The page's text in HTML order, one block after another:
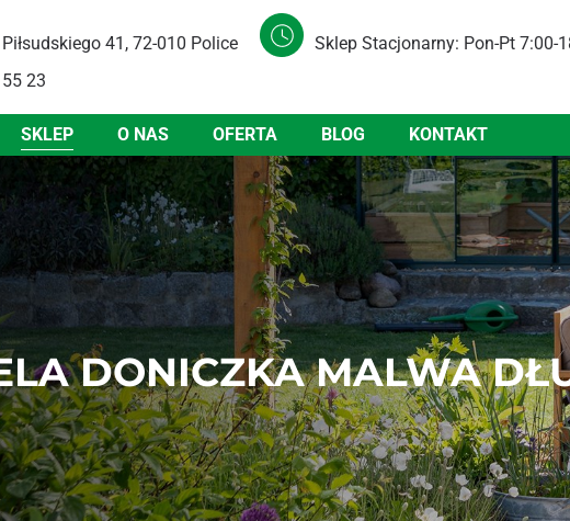
41, 72-010 Police Sklep Stacjonarny: Pon-Pt 7:00-
23
SKLEP O NAS OFERTA BLOG KONTAKT
DONICZKA MALWA